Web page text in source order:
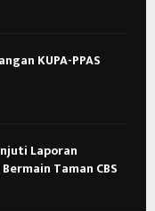
KUPA-PPAS
Laporan
Taman CBS